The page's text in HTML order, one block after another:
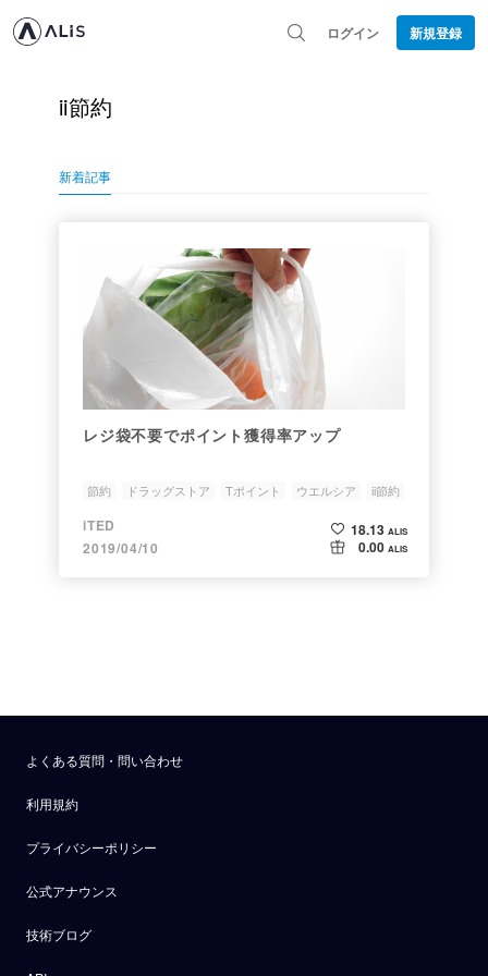
ログイン 新規登録
ii節約
新着記事
レジ袋不要でポイント獲得率アップ
節約 ドラッグストア Tポイント ウエルシア ii節約
iTED
2019/04/10
18.13 ALIS
0.00 ALIS
よくある質問・問い合わせ
利用規約
プライバシーポリシー
公式アナウンス
技術ブログ